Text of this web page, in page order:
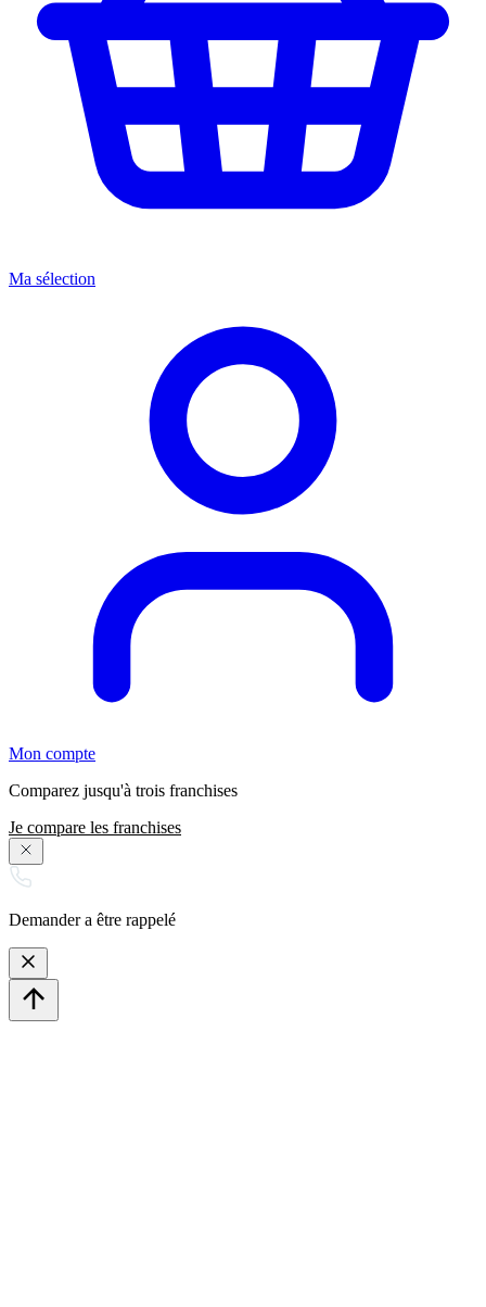
Ma sélection
Mon compte
Comparez jusqu'à trois franchises
Je compare les franchises
Demander a être rappelé